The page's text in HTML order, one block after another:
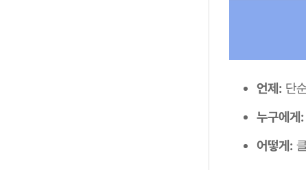
언제: 단
누구에게:
어떻게: